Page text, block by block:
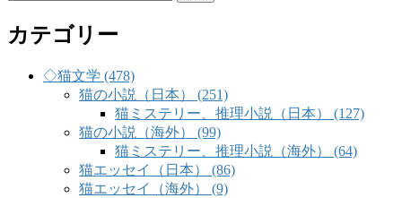
カテゴリー
◇猫文学 (478)
猫の小説（日本） (251)
猫ミステリー、推理小説（日本） (127)
猫の小説（海外） (99)
猫ミステリー、推理小説（海外） (64)
猫エッセイ（日本） (86)
猫エッセイ（海外） (9)